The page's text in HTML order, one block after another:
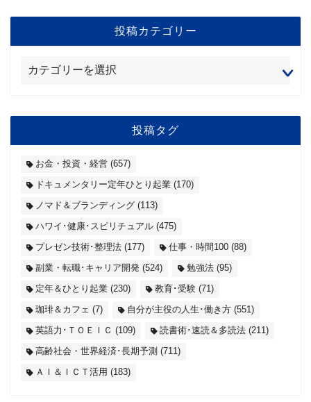
投稿カテゴリー
投稿タグ
お金・投資・経営 (657)
ドキュメンタリー定年ひとり起業 (170)
ノマド＆ブランディング (113)
ハワイ･健康･スピリチュアル (475)
プレゼン技術･整理法 (177) 仕事・時間100 (88)
副業・転職･キャリア開発 (524) 勉強法 (95)
定年＆ひとり起業 (230) 教育･受験 (71)
珈琲＆カフェ (7) 自分が主役の人生･働き方 (551)
英語力･ＴＯＥＩＣ (109) 読書術･速読＆多読法 (211)
高齢社会・世界経済･長期予測 (711)
ＡＩ＆ＩＣＴ活用 (183)